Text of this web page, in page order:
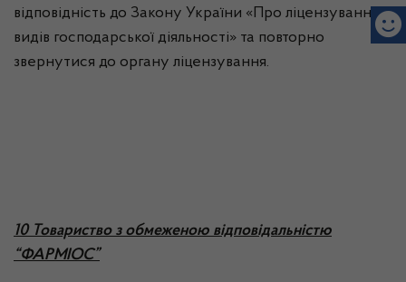
відповідність до Закону України «Про ліцензування
видів господарської діяльності» та повторно
звернутися до органу ліцензування.
10 Товариство з обмеженою відповідальністю
“ФАРМІОС”